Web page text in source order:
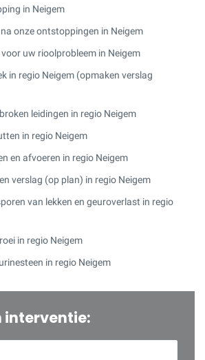
in Neigem
onze ontstoppingen in Neigem
uw rioolprobleem in Neigem
in regio Neigem (opmaken verslag
leidingen in regio Neigem
in regio Neigem
en afvoeren in regio Neigem
verslag (op plan) in regio Neigem
van lekken en geuroverlast in regio
in regio Neigem
in regio Neigem
interventie: